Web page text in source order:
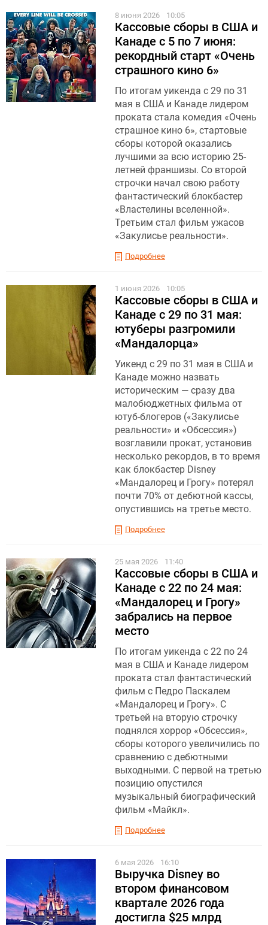
8 июня 2026 10:05
Кассовые сборы в США и
Канаде с 5 по 7 июня:
рекордный старт «Очень
страшного кино 6»
По итогам уикенда с 29 по 31
мая в США и Канаде лидером
проката стала комедия «Очень
страшное кино 6», стартовые
сборы которой оказались
лучшими за всю историю 25-
летней франшизы. Со второй
строчки начал свою работу
фантастический блокбастер
«Властелины вселенной».
Третьим стал фильм ужасов
«Закулисье реальности».
Подробнее
1 июня 2026 10:05
Кассовые сборы в США и
Канаде с 29 по 31 мая:
ютуберы разгромили
«Мандалорца»
Уикенд с 29 по 31 мая в США и
Канаде можно назвать
историческим — сразу два
малобюджетных фильма от
ютуб-блогеров («Закулисье
реальности» и «Обсессия»)
возглавили прокат, установив
несколько рекордов, в то время
как блокбастер Disney
«Мандалорец и Грогу» потерял
почти 70% от дебютной кассы,
опустившись на третье место.
Подробнее
25 мая 2026 11:40
Кассовые сборы в США и
Канаде с 22 по 24 мая:
«Мандалорец и Грогу»
забрались на первое
место
По итогам уикенда с 22 по 24
мая в США и Канаде лидером
проката стал фантастический
фильм с Педро Паскалем
«Мандалорец и Грогу». С
третьей на вторую строчку
поднялся хоррор «Обсессия»,
сборы которого увеличились по
сравнению с дебютными
выходными. С первой на третью
позицию опустился
музыкальный биографический
фильм «Майкл».
Подробнее
6 мая 2026 16:10
Выручка Disney во
втором финансовом
квартале 2026 года
достигла $25 млрд